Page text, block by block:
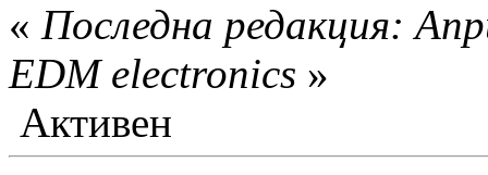
« Последна редакция:
EDM electronics »
Активен